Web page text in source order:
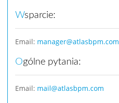
Wsparcie:
Email: manager@atlasbpm.com
Ogólne pytania:
Email: mail@atlasbpm.com